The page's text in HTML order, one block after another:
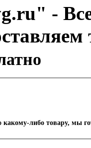
-
какому-либо товару, мы